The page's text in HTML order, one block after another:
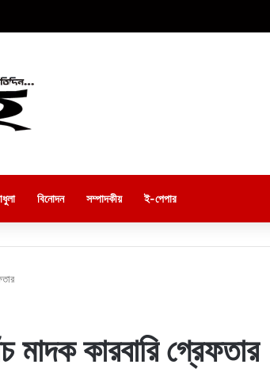
বিনোদন সম্পাদকীয় ই-পেপার
মাদক কারবারি গ্রেফতার